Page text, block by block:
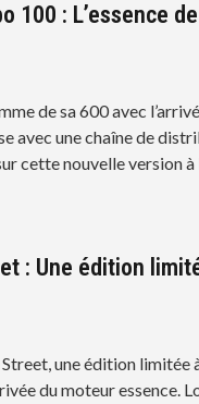
100 : L’essence
de sa 600 avec
avec une chaîne de
cette nouvelle version
: Une édition
une édition limitée
du moteur essence.